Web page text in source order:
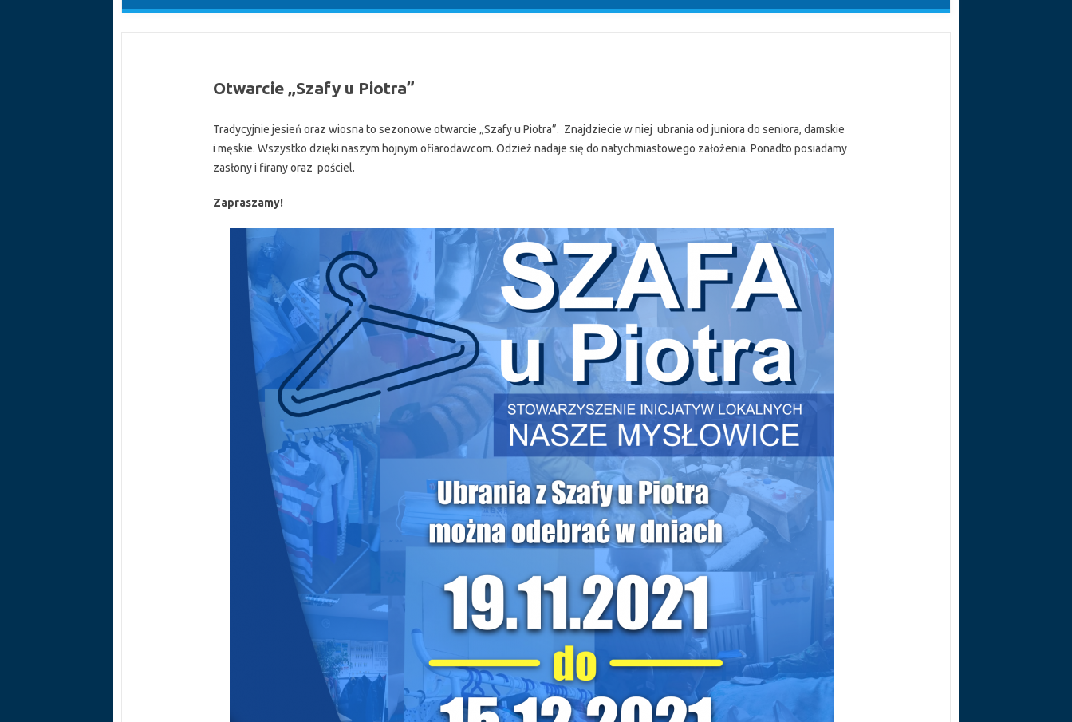
Otwarcie „Szafy u Piotra”
Tradycyjnie jesień oraz wiosna to sezonowe otwarcie „Szafy u Piotra”. Znajdziecie w niej ubrania od juniora do seniora, damskie
i męskie. Wszystko dzięki naszym hojnym ofiarodawcom. Odzież nadaje się do natychmiastowego założenia. Ponadto posiadamy
zasłony i firany oraz pościel.
Zapraszamy!